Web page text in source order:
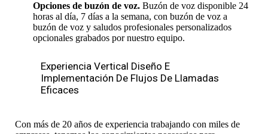
Opciones de buzón de voz.Buzón de voz disponible 24
horas al día, 7 días a la semana, con buzón de voz a
buzón de voz y saludos profesionales personalizados
opcionales grabados por nuestro equipo.
Experiencia Vertical Diseño E
Implementación De Flujos De Llamadas
Eficaces
Con más de 20 años de experiencia trabajando con miles de